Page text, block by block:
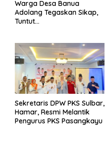
Warga Desa Banua
Adolang Tegaskan Sikap,
Tuntut
Sekretaris DPW PKS Sulbar,
Hamar, Resmi Melantik
Pengurus PKS Pasangkayu